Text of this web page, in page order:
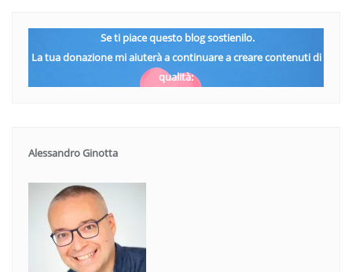
Se ti piace questo blog sostienilo.
La tua donazione mi aiuterà a continuare a creare contenuti di
qualità:
Alessandro Ginotta